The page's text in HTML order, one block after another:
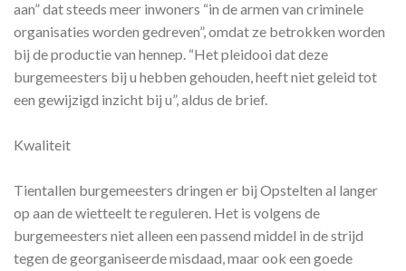
aan” dat steeds meer inwoners “in de armen van criminele
organisaties worden gedreven”, omdat ze betrokken worden
bij de productie van hennep. “Het pleidooi dat deze
burgemeesters bij u hebben gehouden, heeft niet geleid tot
een gewijzigd inzicht bij u”, aldus de brief.
Kwaliteit
Tientallen burgemeesters dringen er bij Opstelten al langer
op aan de wietteelt te reguleren. Het is volgens de
burgemeesters niet alleen een passend middel in de strijd
tegen de georganiseerde misdaad, maar ook een goede